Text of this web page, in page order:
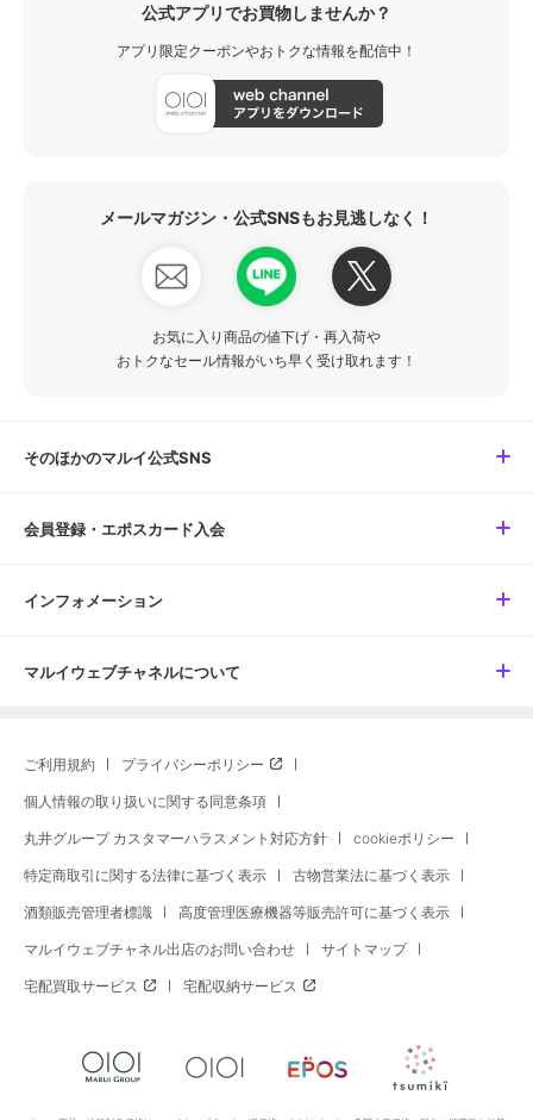
公式アプリでお買物しませんか？
アプリ限定クーポンやおトクな情報を配信中！
メールマガジン・公式SNSもお見逃しなく！
お気に入り商品の値下げ・再入荷や
おトクなセール情報がいち早く受け取れます！
そのほかのマルイ公式SNS
会員登録・エポスカード入会
インフォメーション
マルイウェブチャネルについて
ご利用規約 プライバシーポリシー
個人情報の取り扱いに関する同意条項
丸井グループ カスタマーハラスメント対応方針 cookieポリシー
特定商取引に関する法律に基づく表示 古物営業法に基づく表示
酒類販売管理者標識 高度管理医療機器等販売許可に基づく表示
マルイウェブチャネル出店のお問い合わせ サイトマップ
宅配買取サービス 宅配収納サービス